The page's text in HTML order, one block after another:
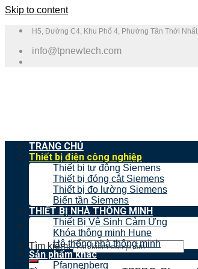
Skip to content
H5, Đường C4, Khu Phố 4, Phường Tân Thới
info@tpnewtech.com
Tìm kiếm:
TRANG CHỦ
Thiết bị điện công nghiệp
Thiết bị tự động Siemens
Thiết bị đóng cắt Siemens
Thiết bị đo lường Siemens
Biến tần Siemens
THIẾT BỊ NHÀ THÔNG MINH
Thiết Bị Vệ Sinh Cảm Ứng
Khóa thông minh Hune
Hệ thống nhà thông minh
Sản phẩm khác
Pfannenberg